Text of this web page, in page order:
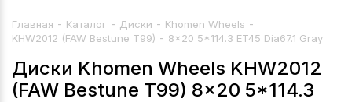
Главная - Каталог - Диски - Khomen Wheels -
KHW2012 (FAW Bestune T99) - 8x20 5*114.3 ET45 Dia67.1 Gray
Диски Khomen Wheels KHW2012
(FAW Bestune T99) 8x20 5*114.3